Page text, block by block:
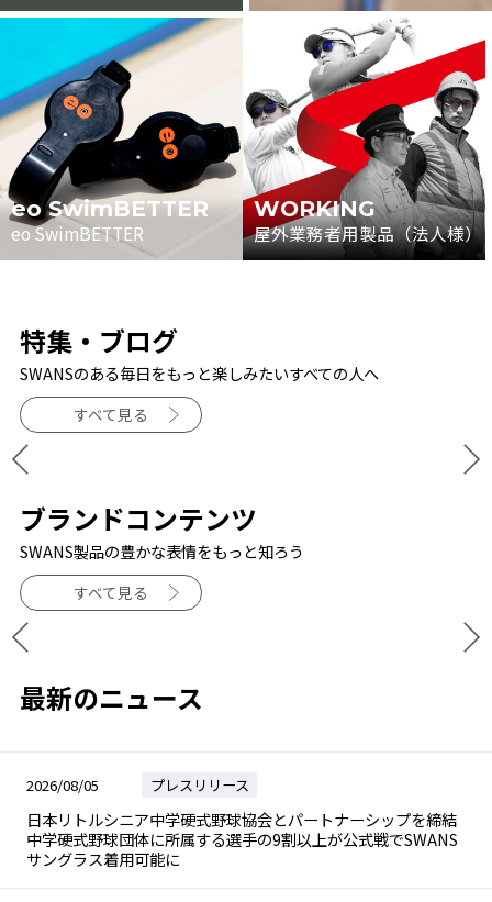
eo SwimBETTER
eo SwimBETTER
WORKING
屋外業務者用製品（法人様）
特集・ブログ
SWANSのある毎日をもっと楽しみたいすべての人へ
すべて見る
ブランドコンテンツ
SWANS製品の豊かな表情をもっと知ろう
すべて見る
最新のニュース
2026/08/05 プレスリリース
日本リトルシニア中学硬式野球協会とパートナーシップを締結
中学硬式野球団体に所属する選手の9割以上が公式戦でSWANS
サングラス着用可能に